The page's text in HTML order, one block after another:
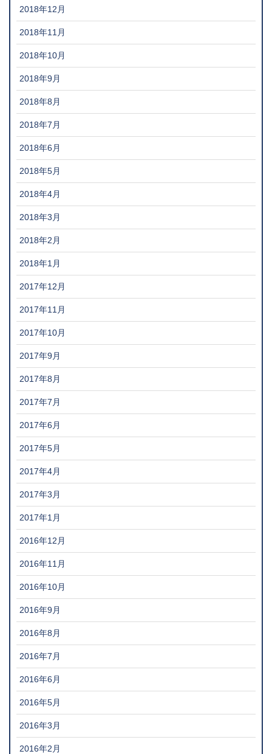
2018年12月
2018年11月
2018年10月
2018年9月
2018年8月
2018年7月
2018年6月
2018年5月
2018年4月
2018年3月
2018年2月
2018年1月
2017年12月
2017年11月
2017年10月
2017年9月
2017年8月
2017年7月
2017年6月
2017年5月
2017年4月
2017年3月
2017年1月
2016年12月
2016年11月
2016年10月
2016年9月
2016年8月
2016年7月
2016年6月
2016年5月
2016年3月
2016年2月